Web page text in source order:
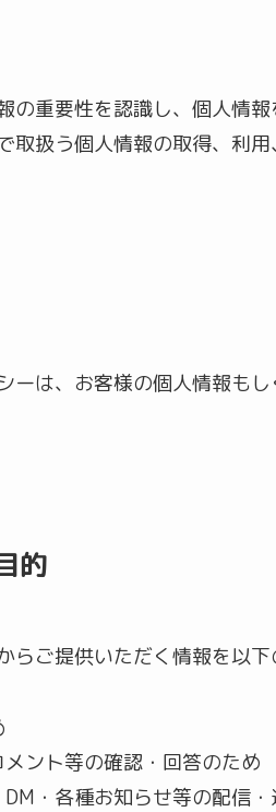
の重要性を認識し、個人情
取扱う個人情報の取得、利用
ーは、お客様の個人情報も
的
らご提供いただく情報を以
ント等の確認・回答のため
・各種お知らせ等の配信